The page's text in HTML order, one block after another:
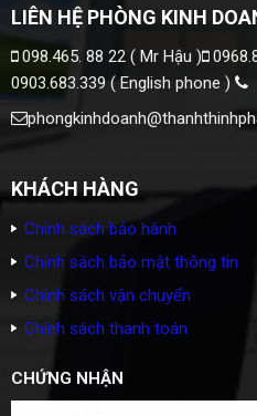
LIÊN HỆ PHÒNG KINH
098.465. 88 22 ( Mr Hậu )
0903.683.339 ( English phone )
KHÁCH HÀNG
Chính sách bảo hành
Chính sách bảo mật thông tin
Chính sách vận chuyển
Chính sách thanh toán
CHỨNG NHẬN